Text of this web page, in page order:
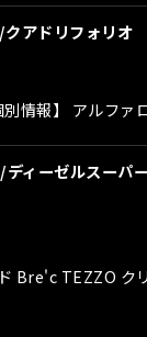
アドリフォリオ
情報】 アルファ
ディーゼルスー
TEZZO ク